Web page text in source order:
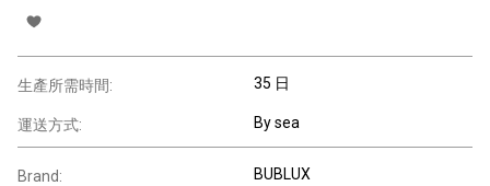
生產所需時間: 35 日
運送方式: By sea
Brand: BUBLUX